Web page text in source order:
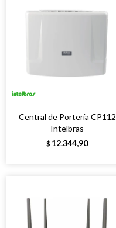
Central de Portería CP112
Intelbras
$ 12.344,90